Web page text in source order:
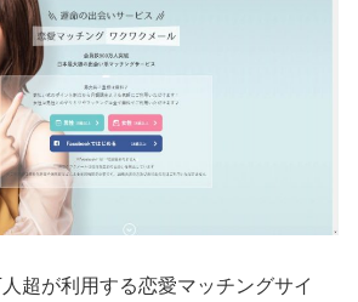
超が利用する恋愛マッチングサイ